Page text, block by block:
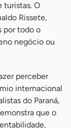
turistas. O
Rissete,
por todo o
negócio ou
perceber
internacional
do Paraná,
que o